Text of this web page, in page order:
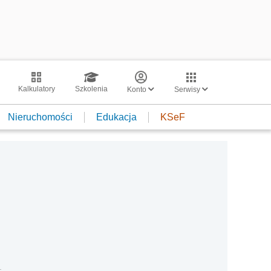
Kalkulatory Szkolenia Konto Serwisy
Nieruchomości Edukacja KSeF